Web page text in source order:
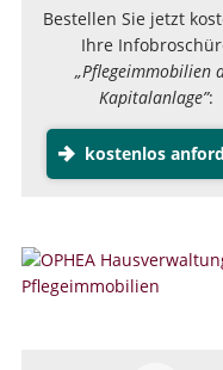
Bestellen Sie jetzt
Ihre
„Pflegeimmobilien
Kapitalanlage”:
kostenlos